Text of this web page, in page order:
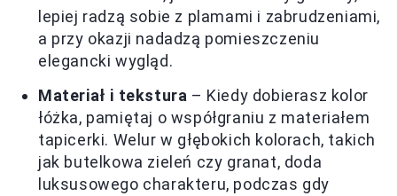
lepiej radzą sobie z plamami i zabrudzeniami,
a przy okazji nadadzą pomieszczeniu
elegancki wygląd.
Materiał i tekstura – Kiedy dobierasz kolor
łóżka, pamiętaj o współgraniu z materiałem
tapicerki. Welur w głębokich kolorach, takich
jak butelkowa zieleń czy granat, doda
luksusowego charakteru, podczas gdy